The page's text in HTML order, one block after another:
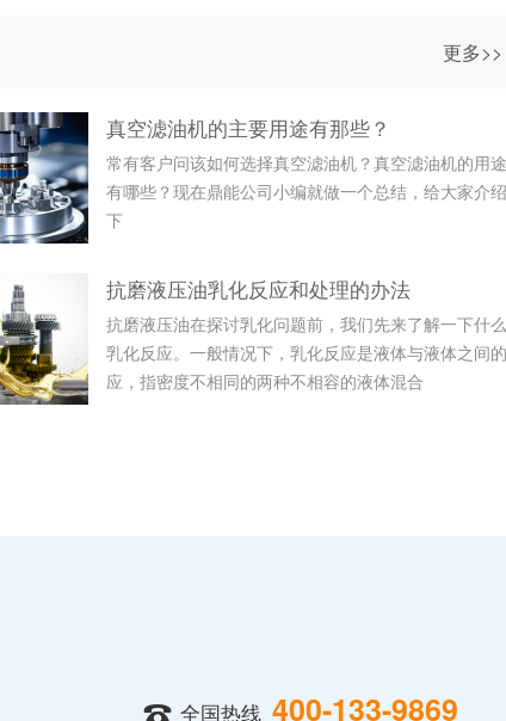
更多>>
真空滤油机的主要用途有那些？
常有客户问该如何选择真空滤油机？真空滤油机的用
有哪些？现在鼎能公司小编就做一个总结，给大家介
下
抗磨液压油乳化反应和处理的办法
抗磨液压油在探讨乳化问题前，我们先来了解一下什
乳化反应。一般情况下，乳化反应是液体与液体之间
应，指密度不相同的两种不相容的液体混合
全国热线 400-133-9869